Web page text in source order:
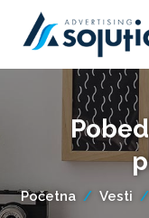
Početna
nama
Početna Vesti